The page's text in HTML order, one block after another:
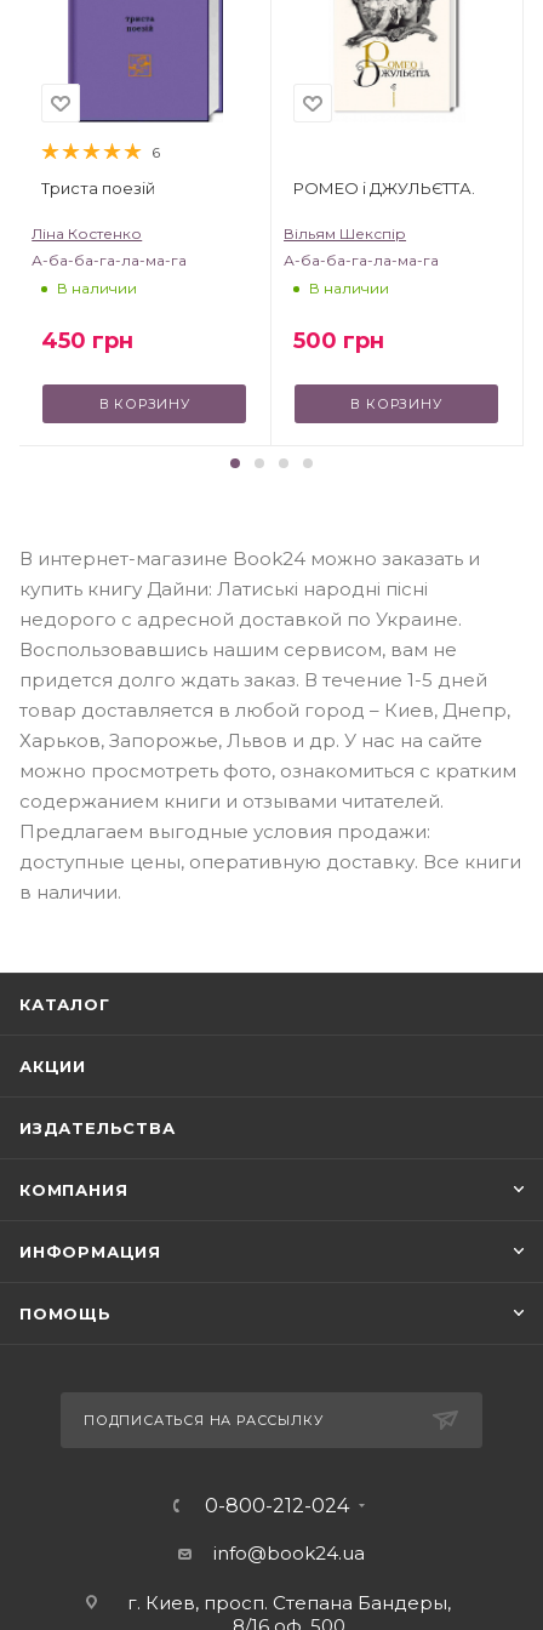
6
Триста поезій
Ліна Костенко
А-ба-ба-га-ла-ма-га
В наличии
450 грн
В КОРЗИНУ
РОМЕО і ДЖУЛЬЄТТА.
Вільям Шекспір
А-ба-ба-га-ла-ма-га
В наличии
500 грн
В КОРЗИНУ
В интернет-магазине Book24 можно заказать и
купить книгу Дайни: Латиські народні пісні
недорого с адресной доставкой по Украине.
Воспользовавшись нашим сервисом, вам не
придется долго ждать заказ. В течение 1-5 дней
товар доставляется в любой город – Киев, Днепр,
Харьков, Запорожье, Львов и др. У нас на сайте
можно просмотреть фото, ознакомиться с кратким
содержанием книги и отзывами читателей.
Предлагаем выгодные условия продажи:
доступные цены, оперативную доставку. Все книги
в наличии.
КАТАЛОГ
АКЦИИ
ИЗДАТЕЛЬСТВА
КОМПАНИЯ
ИНФОРМАЦИЯ
ПОМОЩЬ
ПОДПИСАТЬСЯ НА РАССЫЛКУ
0-800-212-024
info@book24.ua
г. Киев, просп. Степана Бандеры,